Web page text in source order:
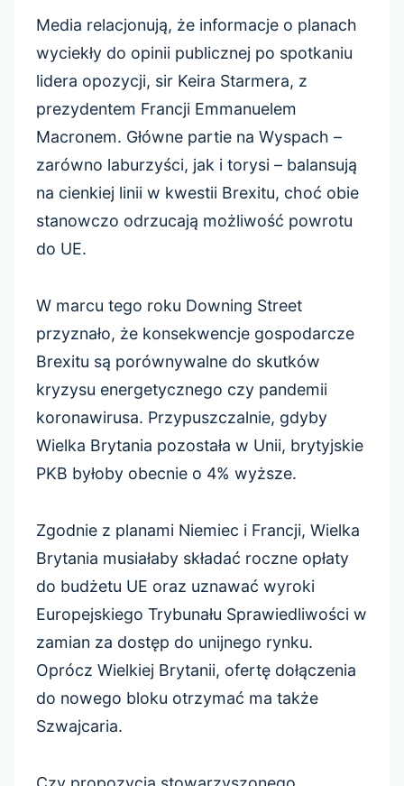
Media relacjonują, że informacje o planach
wyciekły do opinii publicznej po spotkaniu
lidera opozycji, sir Keira Starmera, z
prezydentem Francji Emmanuelem
Macronem. Główne partie na Wyspach –
zarówno laburzyści, jak i torysi – balansują
na cienkiej linii w kwestii Brexitu, choć obie
stanowczo odrzucają możliwość powrotu
do UE.
W marcu tego roku Downing Street
przyznało, że konsekwencje gospodarcze
Brexitu są porównywalne do skutków
kryzysu energetycznego czy pandemii
koronawirusa. Przypuszczalnie, gdyby
Wielka Brytania pozostała w Unii, brytyjskie
PKB byłoby obecnie o 4% wyższe.
Zgodnie z planami Niemiec i Francji, Wielka
Brytania musiałaby składać roczne opłaty
do budżetu UE oraz uznawać wyroki
Europejskiego Trybunału Sprawiedliwości w
zamian za dostęp do unijnego rynku.
Oprócz Wielkiej Brytanii, ofertę dołączenia
do nowego bloku otrzymać ma także
Szwajcaria.